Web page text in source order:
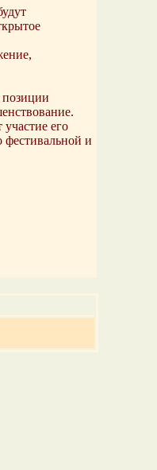
позиции
его
фестивальной и